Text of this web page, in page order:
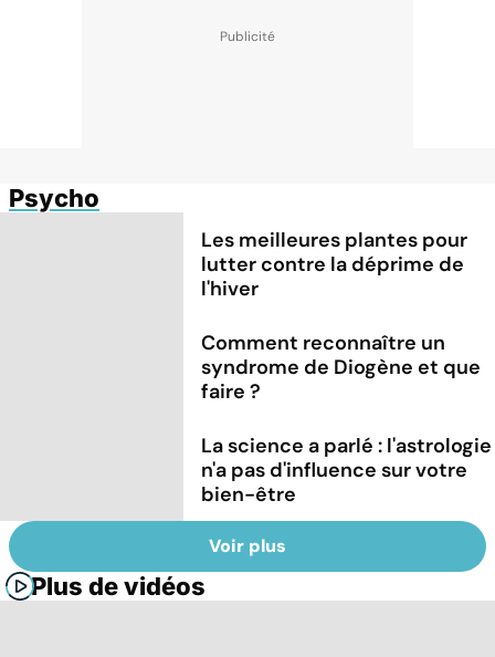
Psycho
Les meilleures plantes pour
lutter contre la déprime de
l'hiver
Comment reconnaître un
syndrome de Diogène et que
faire ?
La science a parlé : l'astrologie
n'a pas d'influence sur votre
bien-être
Voir plus
Plus de vidéos